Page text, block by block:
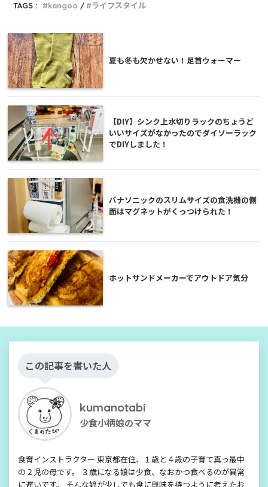
TAGS :
kangoo ライフスタイル
夏も冬も欠かせない！足首ウォーマー
【DIY】シンク上水切りラックのちょうど
いいサイズがなかったのでダイソーラック
でDIYしました！
パナソニックのスリムサイズの食洗機の側
面はマグネットがくっつけられた！
ホットサンドメーカーでアウトドア気分
この記事を書いた人
kumanotabi
少食小柄娘のママ
食育インストラクター 東京都在住、１歳と４歳の子育て真っ最中
の２児の母です。 ３歳になる娘は少食、なおかつ食べるのが異常
に遅いです。 そんな娘が少しでも食に興味を持つように考えたお